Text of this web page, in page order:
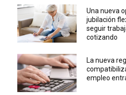
Una nueva
jubilación
seguir
cotizando
La nueva
empleo